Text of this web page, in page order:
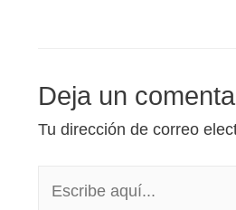
Deja un
Tu dirección de correo